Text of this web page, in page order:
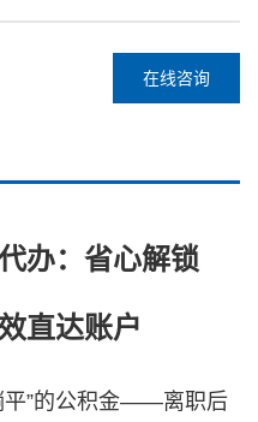
在线咨询
办：省心解锁
直达账户
平”的公积金——离职后